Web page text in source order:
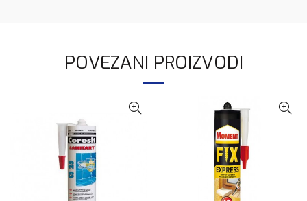
POVEZANI PROIZVODI